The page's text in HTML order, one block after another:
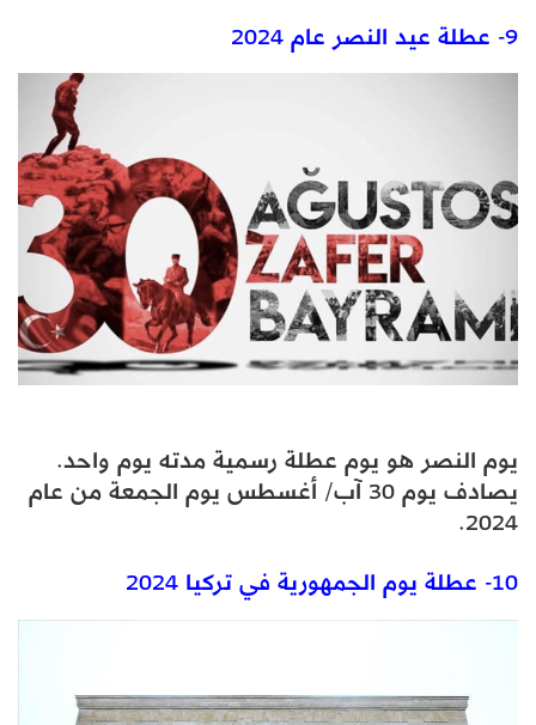
9- عطلة عيد النصر عام 2024
يوم النصر هو يوم عطلة رسمية مدته يوم واحد.
يصادف يوم 30 آب/ أغسطس يوم الجمعة من عام
2024.
10- عطلة يوم الجمهورية في تركيا 2024